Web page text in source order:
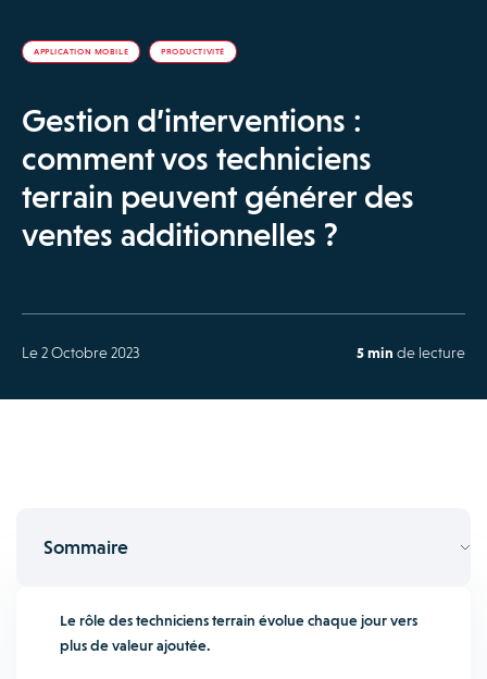
APPLICATION MOBILE PRODUCTIVITÉ
Gestion d’interventions :
comment vos techniciens
terrain peuvent générer des
ventes additionnelles ?
Le 2 Octobre 2023 5 min de lecture
Sommaire
Le rôle des techniciens terrain évolue chaque jour vers
plus de valeur ajoutée.